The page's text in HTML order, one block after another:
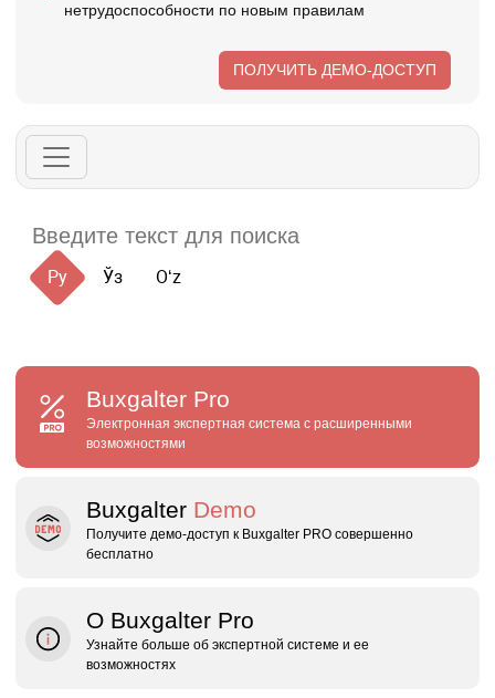
нетрудоспособности по новым правилам
ПОЛУЧИТЬ ДЕМО-ДОСТУП
Ру Ўз Oʻz
Buxgalter Pro
Электронная экспертная система с расширенными
возможностями
Buxgalter Demo
Получите демо‑доступ к Buxgalter PRO совершенно
бесплатно
О Buxgalter Pro
Узнайте больше об экспертной системе и ее
возможностях